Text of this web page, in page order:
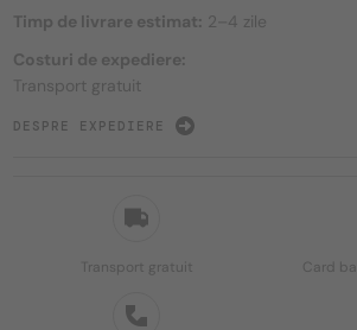
Transport gratuit Card
Timp de livrare estimat: 2–4 zile
Costuri de expediere:
Transport gratuit
DESPRE EXPEDIERE